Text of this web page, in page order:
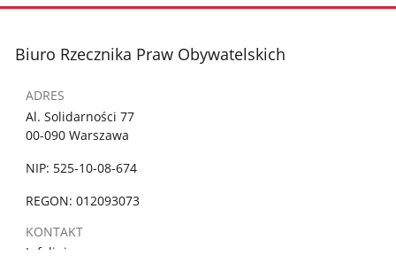
Biuro Rzecznika Praw Obywatelskich
ADRES
Al. Solidarności 77
00-090 Warszawa
NIP: 525-10-08-674
REGON: 012093073
KONTAKT
Infolinia